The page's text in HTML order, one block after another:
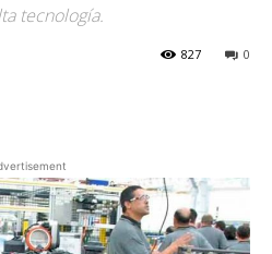
tecnología.
0
827